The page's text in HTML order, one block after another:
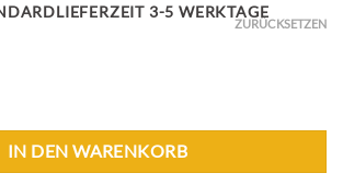
3-5 WERKTAGE
ZURÜCKSETZEN
IN DEN WARENKORB